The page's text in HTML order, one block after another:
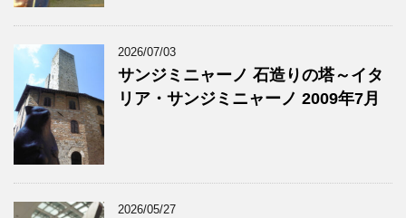
2026/07/03
サンジミニャーノ 石造りの塔～イタ
リア・サンジミニャーノ 2009年7月
2026/05/27